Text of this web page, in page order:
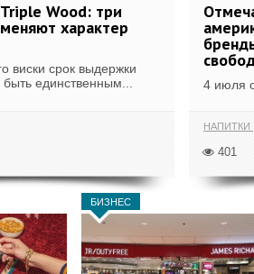
Wood: три
характер
виски срок выдержки
единственным...
4 июля
НАПИТКИ
401
БИЗНЕС